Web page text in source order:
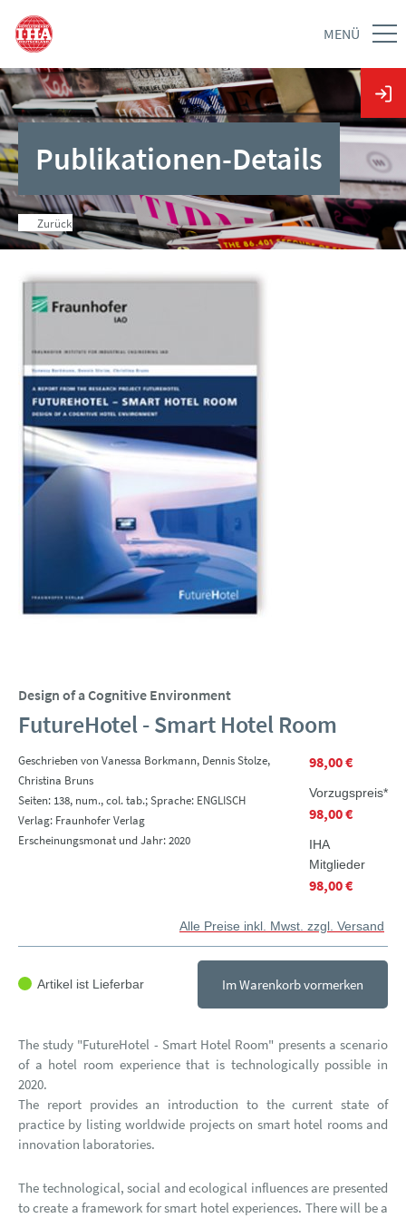
MENÜ
Publikationen-Details
Zurück
Design of a Cognitive Environment
FutureHotel - Smart Hotel Room
Geschrieben von Vanessa Borkmann, Dennis Stolze,
Christina Bruns
Seiten: 138, num., col. tab.; Sprache: ENGLISCH
Verlag: Fraunhofer Verlag
Erscheinungsmonat und Jahr: 2020
98,00 €
Vorzugspreis*
98,00 €
IHA
Mitglieder
98,00 €
Alle Preise inkl. Mwst. zzgl. Versand
Artikel ist Lieferbar Im Warenkorb vormerken
The study "FutureHotel - Smart Hotel Room" presents a scenario
of a hotel room experience that is technologically possible in
2020.
The report provides an introduction to the current state of
practice by listing worldwide projects on smart hotel rooms and
innovation laboratories.
The technological, social and ecological influences are presented
to create a framework for smart hotel experiences. There will be a